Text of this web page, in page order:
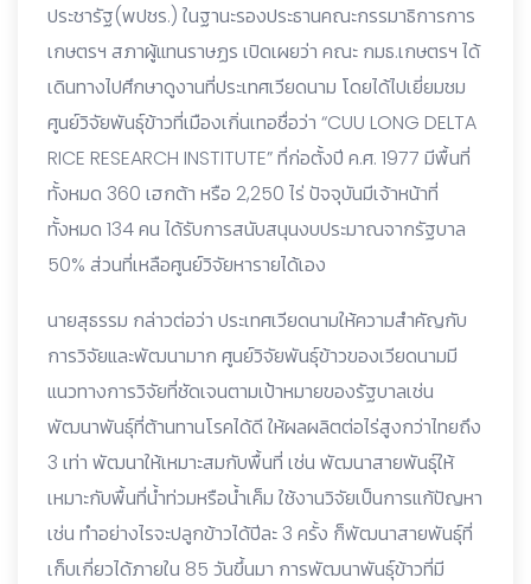
ประชารัฐ(พปชร.) ในฐานะรองประธานคณะกรรมาธิการการ
เกษตรฯ สภาผู้แทนราษฏร เปิดเผยว่า คณะ กมธ.เกษตรฯ ได้
เดินทางไปศึกษาดูงานที่ประเทศเวียดนาม โดยได้ไปเยี่ยมชม
ศูนย์วิจัยพันธุ์ข้าวที่เมืองเกิ่นเทอชื่อว่า “CUU LONG DELTA
RICE RESEARCH INSTITUTE” ที่ก่อตั้งปี ค.ศ. 1977 มีพื้นที่
ทั้งหมด 360 เฮกต้า หรือ 2,250 ไร่ ปัจจุบันมีเจ้าหน้าที่
ทั้งหมด 134 คน ได้รับการสนับสนุนงบประมาณจากรัฐบาล
50% ส่วนที่เหลือศูนย์วิจัยหารายได้เอง
นายสุธรรม กล่าวต่อว่า ประเทศเวียดนามให้ความสำคัญกับ
การวิจัยและพัฒนามาก ศูนย์วิจัยพันธุ์ข้าวของเวียดนามมี
แนวทางการวิจัยที่ชัดเจนตามเป้าหมายของรัฐบาลเช่น
พัฒนาพันธุ์ที่ต้านทานโรคได้ดี ให้ผลผลิตต่อไร่สูงกว่าไทยถึง
3 เท่า พัฒนาให้เหมาะสมกับพื้นที่ เช่น พัฒนาสายพันธุ์ให้
เหมาะกับพื้นที่น้ำท่วมหรือน้ำเค็ม ใช้งานวิจัยเป็นการแก้ปัญหา
เช่น ทำอย่างไรจะปลูกข้าวได้ปีละ 3 ครั้ง ก็พัฒนาสายพันธุ์ที่
เก็บเกี่ยวได้ภายใน 85 วันขึ้นมา การพัฒนาพันธุ์ข้าวที่มี